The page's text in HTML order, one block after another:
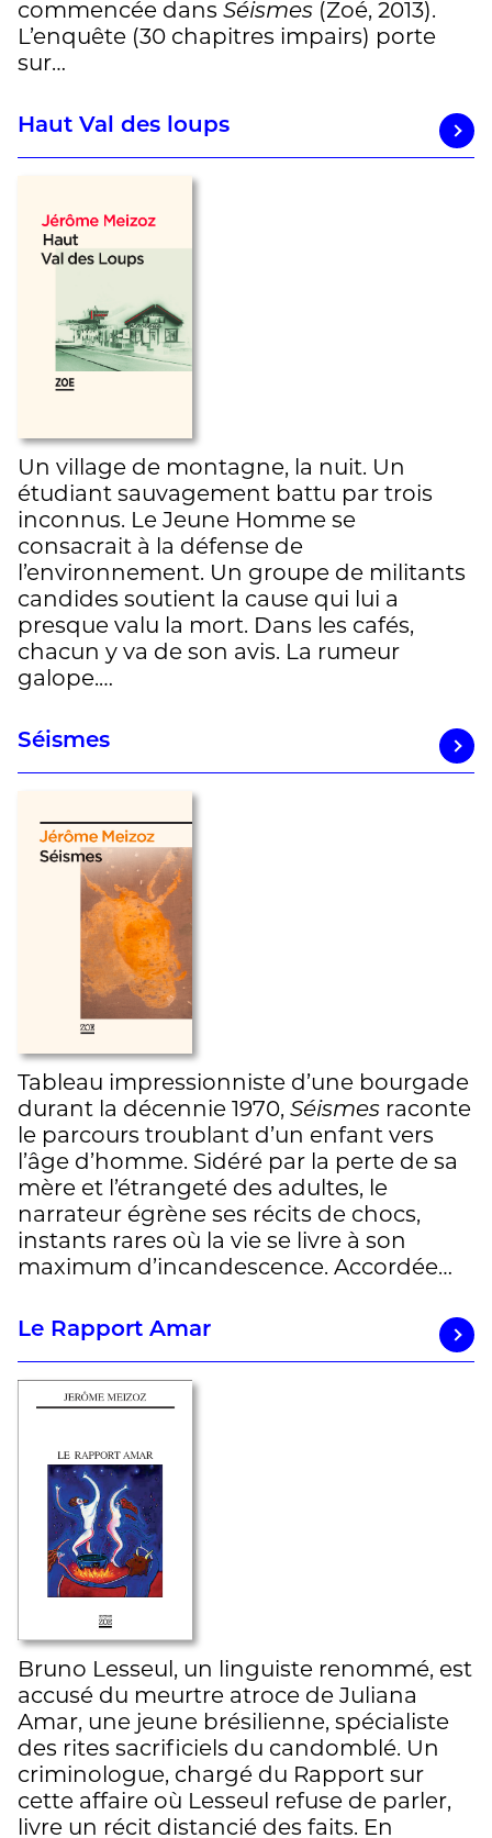
commencée dans Séismes (Zoé, 2013).
L’enquête (30 chapitres impairs) porte
sur…
Haut Val des loups
Un village de montagne, la nuit. Un
étudiant sauvagement battu par trois
inconnus. Le Jeune Homme se
consacrait à la défense de
l’environnement. Un groupe de militants
candides soutient la cause qui lui a
presque valu la mort. Dans les cafés,
chacun y va de son avis. La rumeur
galope.…
Séismes
Tableau impressionniste d’une bourgade
durant la décennie 1970, Séismes raconte
le parcours troublant d’un enfant vers
l’âge d’homme. Sidéré par la perte de sa
mère et l’étrangeté des adultes, le
narrateur égrène ses récits de chocs,
instants rares où la vie se livre à son
maximum d’incandescence. Accordée…
Le Rapport Amar
Bruno Lesseul, un linguiste renommé, est
accusé du meurtre atroce de Juliana
Amar, une jeune brésilienne, spécialiste
des rites sacrificiels du candomblé. Un
criminologue, chargé du Rapport sur
cette affaire où Lesseul refuse de parler,
livre un récit distancié des faits. En